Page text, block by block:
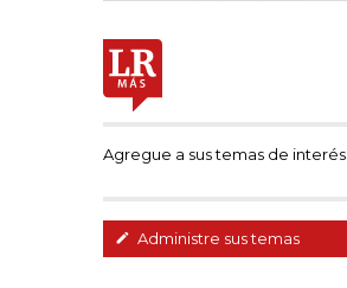
Agregue a sus temas de interés
Administre sus temas